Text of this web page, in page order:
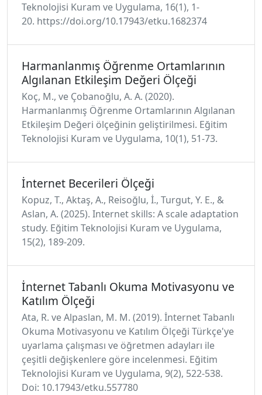
Teknolojisi Kuram ve Uygulama, 16(1), 1-
20. https://doi.org/10.17943/etku.1682374
Harmanlanmış Öğrenme Ortamlarının
Algılanan Etkileşim Değeri Ölçeği
Koç, M., ve Çobanoğlu, A. A. (2020).
Harmanlanmış Öğrenme Ortamlarının Algılanan
Etkileşim Değeri ölçeğinin geliştirilmesi. Eğitim
Teknolojisi Kuram ve Uygulama, 10(1), 51-73.
İnternet Becerileri Ölçeği
Kopuz, T., Aktaş, A., Reisoğlu, İ., Turgut, Y. E., &
Aslan, A. (2025). Internet skills: A scale adaptation
study. Eğitim Teknolojisi Kuram ve Uygulama,
15(2), 189-209.
İnternet Tabanlı Okuma Motivasyonu ve
Katılım Ölçeği
Ata, R. ve Alpaslan, M. M. (2019). İnternet Tabanlı
Okuma Motivasyonu ve Katılım Ölçeği Türkçe'ye
uyarlama çalışması ve öğretmen adayları ile
çeşitli değişkenlere göre incelenmesi. Eğitim
Teknolojisi Kuram ve Uygulama, 9(2), 522-538.
Doi: 10.17943/etku.557780